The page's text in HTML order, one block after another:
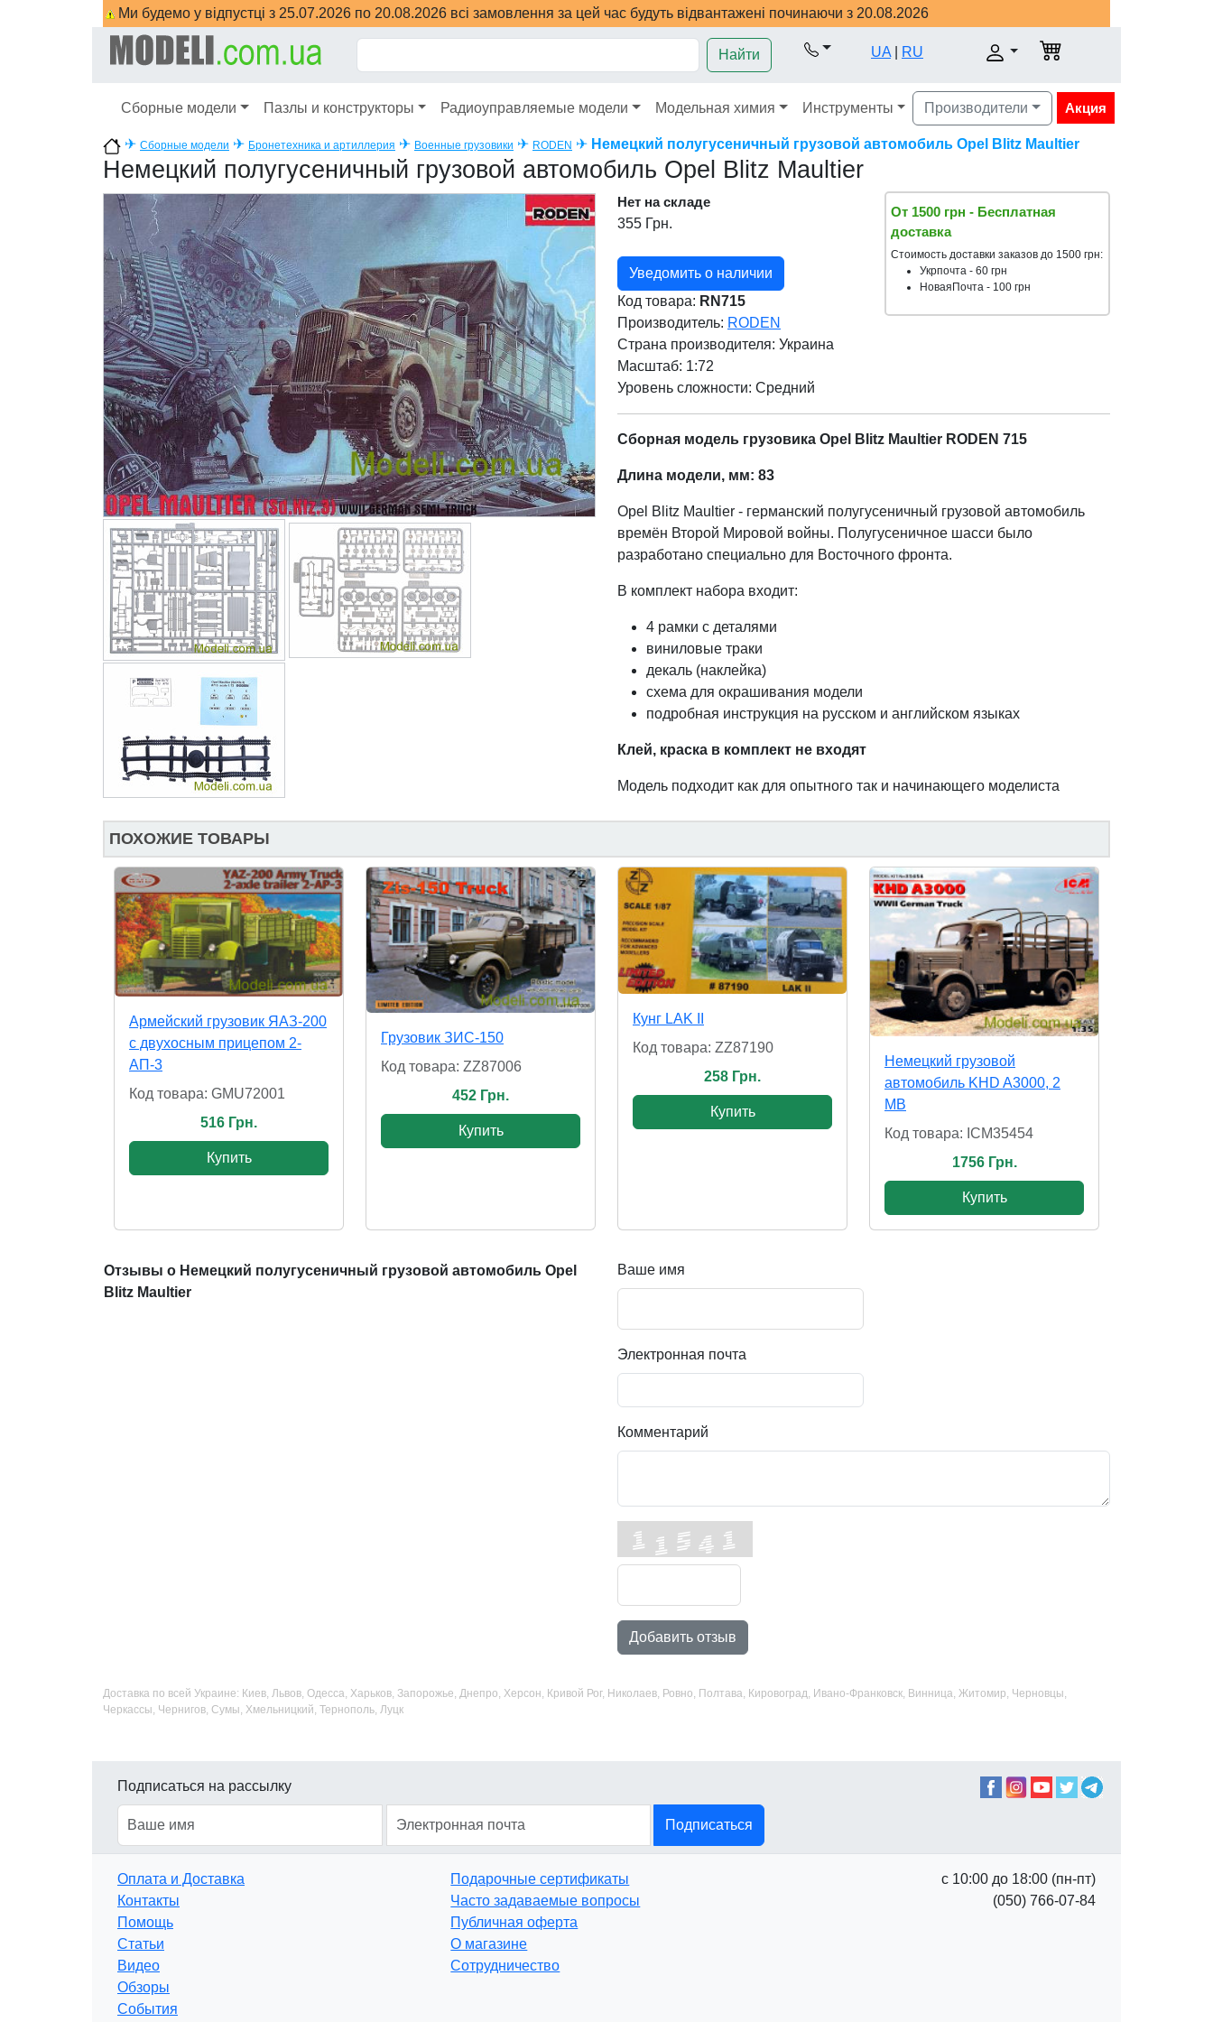
Ми будемо у відпустці з 25.07.2026 по 20.08.2026 всі замовлення за цей час будуть відвантажені починаючи з 20.08.2026
Найти UA RU
Сборные модели Пазлы и конструкторы Радиоуправляемые модели Модельная химия Инструменты Производители Акция
✈ Сборные модели ✈ Бронетехника и артиллерия ✈ Военные грузовики ✈ RODEN ✈ Немецкий полугусеничный грузовой автомобиль Opel Blitz Maultier
Немецкий полугусеничный грузовой автомобиль Opel Blitz Maultier
Нет на складе
355 Грн.
Уведомить о наличии
Код товара: RN715
Производитель: RODEN
Страна производителя: Украина
Масштаб: 1:72
Уровень сложности: Cредний
От 1500 грн - Бесплатная
доставка
Стоимость доставки заказов до 1500 грн:
Укрпочта - 60 грн
НоваяПочта - 100 грн
Сборная модель грузовика Opel Blitz Maultier RODEN 715
Длина модели, мм: 83
Opel Blitz Maultier - германский полугусеничный грузовой автомобиль
времён Второй Мировой войны. Полугусеничное шасси было
разработано специально для Восточного фронта.
В комплект набора входит:
4 рамки с деталями
виниловые траки
декаль (наклейка)
схема для окрашивания модели
подробная инструкция на русском и английском языках
Клей, краска в комплект не входят
Модель подходит как для опытного так и начинающего моделиста
ПОХОЖИЕ ТОВАРЫ
Армейский грузовик ЯАЗ-200
c двухосным прицепом 2-
АП-3
Код товара: GMU72001
516 Грн.
Купить
Грузовик ЗИС-150
Код товара: ZZ87006
452 Грн.
Купить
Кунг LAK II
Код товара: ZZ87190
258 Грн.
Купить
Немецкий грузовой
автомобиль KHD A3000, 2
МВ
Код товара: ICM35454
1756 Грн.
Купить
Отзывы о Немецкий полугусеничный грузовой автомобиль Opel
Blitz Maultier
Ваше имя
Электронная почта
Комментарий
Добавить отзыв
Доставка по всей Украине: Киев, Львов, Одесса, Харьков, Запорожье, Днепро, Херсон, Кривой Рог, Николаев, Ровно, Полтава, Кировоград, Ивано-Франковск, Винница, Житомир, Черновцы,
Черкассы, Чернигов, Сумы, Хмельницкий, Тернополь, Луцк
Подписаться на рассылку
Подписаться
Оплата и Доставка
Контакты
Помощь
Статьи
Видео
Обзоры
События
Подарочные сертификаты
Часто задаваемые вопросы
Публичная оферта
О магазине
Сотрудничество
с 10:00 до 18:00 (пн-пт)
(050) 766-07-84